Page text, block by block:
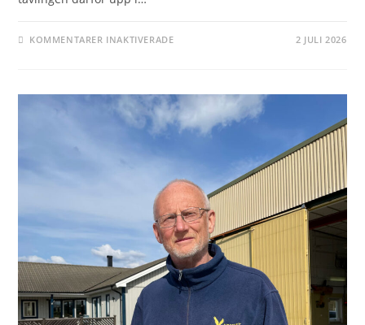
KOMMENTARER INAKTIVERADEFÖR
GÖTALANDSMÄSTERSKAP
2 JULI 2026